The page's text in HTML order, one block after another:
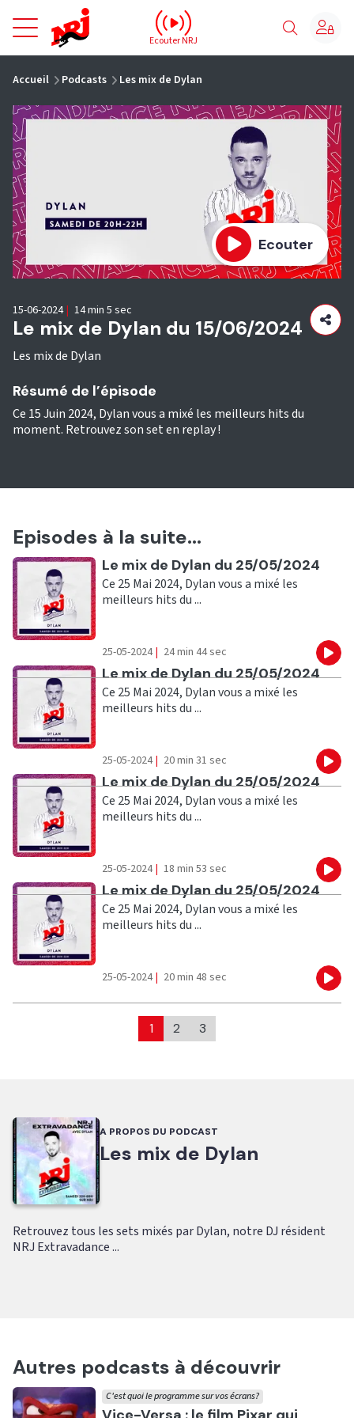
NRJ - Accueil
Ecouter NRJ
Accueil Podcasts Les mix de Dylan
Ecouter
Le mix de Dylan du 15/06/2024
Les mix de Dylan
15-06-2024 | 14 min 5 sec
Résumé de l’épisode
Ce 15 Juin 2024, Dylan vous a mixé les meilleurs hits du
moment. Retrouvez son set en replay !
Episodes à la suite...
Ecouter
Le mix de Dylan du 25/05/2024
Ce 25 Mai 2024, Dylan vous a mixé les
meilleurs hits du ...
25-05-2024 | 24 min 44 sec
Ecouter
Le mix de Dylan du 25/05/2024
Ce 25 Mai 2024, Dylan vous a mixé les
meilleurs hits du ...
25-05-2024 | 20 min 31 sec
Ecouter
Le mix de Dylan du 25/05/2024
Ce 25 Mai 2024, Dylan vous a mixé les
meilleurs hits du ...
25-05-2024 | 18 min 53 sec
Ecouter
Le mix de Dylan du 25/05/2024
Ce 25 Mai 2024, Dylan vous a mixé les
meilleurs hits du ...
25-05-2024 | 20 min 48 sec
1 2 3
A PROPOS DU PODCAST
Les mix de Dylan
Retrouvez tous les sets mixés par Dylan, notre DJ résident
NRJ Extravadance ...
Autres podcasts à découvrir
Ecouter
C'est quoi le programme sur vos écrans?